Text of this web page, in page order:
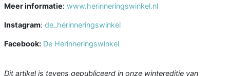
Meer informatie: www.herinneringswinkel.nl
Instagram: de_herinneringswinkel
Facebook: De Herinneringswinkel
Dit artikel is tevens gepubliceerd in onze wintereditie van